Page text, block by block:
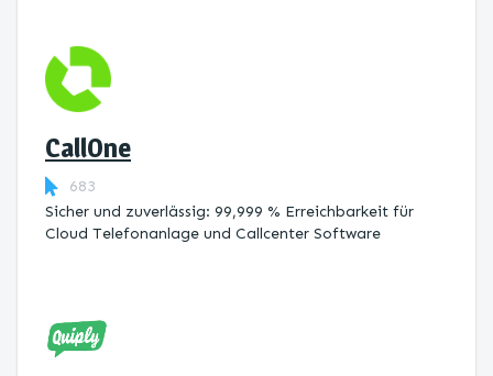
CallOne
683
Sicher und zuverlässig: 99,999 % Erreichbarkeit für
Cloud Telefonanlage und Callcenter Software